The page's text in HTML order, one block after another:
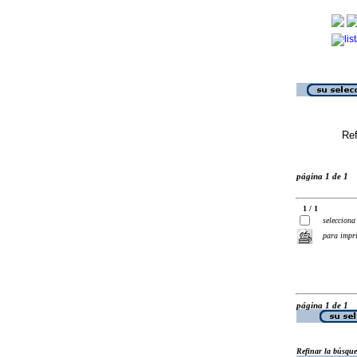
página 1 de 1
1 / 1
selecciona
para
página 1 de 1
Refinar la